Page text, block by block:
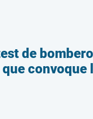
de
que convoque